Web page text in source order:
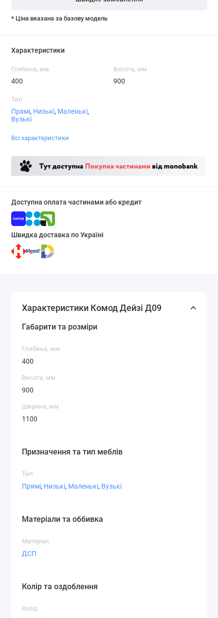
* Ціна вказана за базову модель
Характеристики
Глибина, мм
400
Висота, мм
900
Тип
Прямі, Низькі, Маленькі,
Вузькі
Всі характеристики
Доступна оплата частинами або кредит
Швидка доставка по Україні
Характеристики Комод Дейзі Д09
Габарити та розміри
Глибина, мм
400
Висота, мм
900
Ширина, мм
1100
Призначення та тип меблів
Тип
Прямі, Низькі, Маленькі, Вузькі
Матеріали та оббивка
Матеріал
ДСП
Колір та оздоблення
Колір